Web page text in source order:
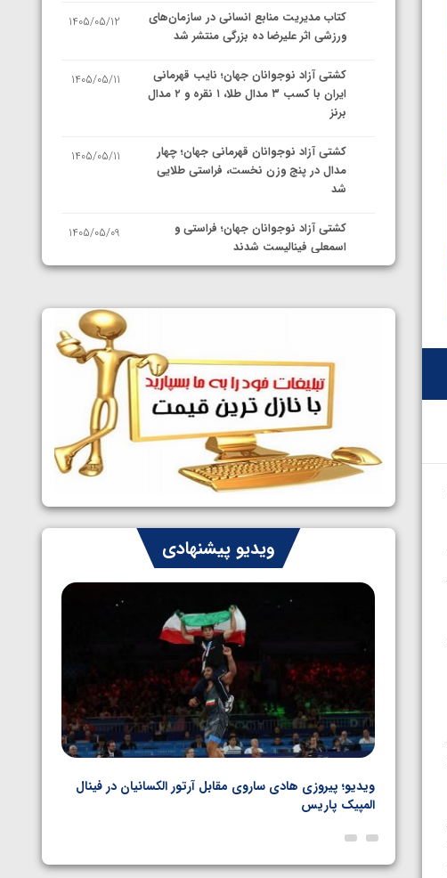
کتاب مدیریت منابع انسانی در سازمان‌های
ورزشی اثر علیرضا ده بزرگی منتشر شد
1405/05/12
کشتی آزاد نوجوانان جهان؛ نایب قهرمانی
ایران با کسب ۳ مدال طلا، ۱ نقره و ۲ مدال
برنز
1405/05/11
کشتی آزاد نوجوانان قهرمانی جهان؛ چهار
مدال در پنج وزن نخست، فراستی طلایی
شد
1405/05/11
کشتی آزاد نوجوانان جهان؛ فراستی و
اسمعلی فینالیست شدند
1405/05/09
نمایندگان ایران مشخص شدند
سوم برای ایران
1405/05/07
ایران چشم به راه چهار مدال در پنج وزن
دوم کشتی فرنگی نوجوانان جهان
1405/05/06
ویدیو پیشنهادی
ویدیو؛ پیروزی هادی ساروی مقابل آرتور الکسانیان در فینال
المپیک پاریس